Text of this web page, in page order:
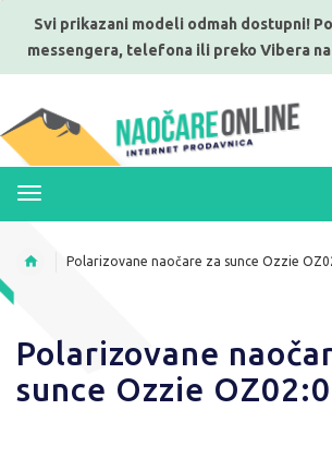
Svi prikazani modeli odmah dostupni!
messengera, telefona ili preko Vibera
Polarizovane naočare za sunce Ozzie
Polarizovane
sunce Ozzie